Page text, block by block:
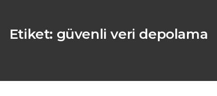
Etiket: güvenli veri depolama